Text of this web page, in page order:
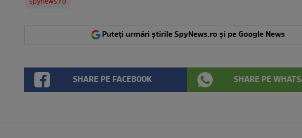
Puteți urmări știrile SpyNews.ro și pe Google News
SHARE PE FACEBOOK SHARE PE